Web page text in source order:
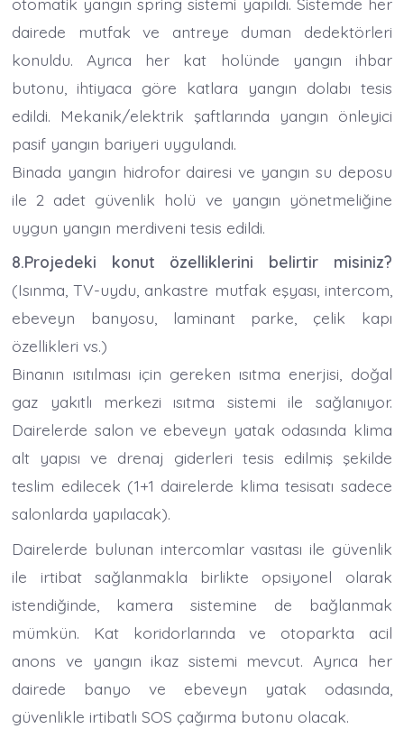
dairede mutfak ve antreye duman dedektörleri
konuldu. Ayrıca her kat holünde yangın ihbar
butonu, ihtiyaca göre katlara yangın dolabı tesis
edildi. Mekanik/elektrik şaftlarında yangın önleyici
pasif yangın bariyeri uygulandı.
Binada yangın hidrofor dairesi ve yangın su deposu
ile 2 adet güvenlik holü ve yangın yönetmeliğine
uygun yangın merdiveni tesis edildi.
8.Projedeki konut özelliklerini belirtir misiniz?
(Isınma, TV-uydu, ankastre mutfak eşyası, intercom,
ebeveyn banyosu, laminant parke, çelik kapı
özellikleri vs.)
Binanın ısıtılması için gereken ısıtma enerjisi, doğal
gaz yakıtlı merkezi ısıtma sistemi ile sağlanıyor.
Dairelerde salon ve ebeveyn yatak odasında klima
alt yapısı ve drenaj giderleri tesis edilmiş şekilde
teslim edilecek (1+1 dairelerde klima tesisatı sadece
salonlarda yapılacak).
Dairelerde bulunan intercomlar vasıtası ile güvenlik
ile irtibat sağlanmakla birlikte opsiyonel olarak
istendiğinde, kamera sistemine de bağlanmak
mümkün. Kat koridorlarında ve otoparkta acil
anons ve yangın ikaz sistemi mevcut. Ayrıca her
dairede banyo ve ebeveyn yatak odasında,
güvenlikle irtibatlı SOS çağırma butonu olacak.